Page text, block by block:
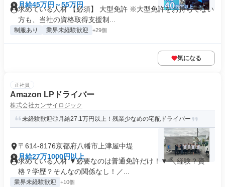
月給45万円～55万円
求めている人材 【必須】 大型免許 ※大型免許をお持ちでない
方も、当社の資格取得支援制...
制服あり 業界未経験歓迎 +29個
気になる
正社員
Amazon LPドライバー
株式会社カンサイロジック
未経験歓迎◎月給27.1万円以上！残業少なめの宅配ドライバー
〒614-8176京都府八幡市上津屋中堤
月給27万1000円以上
求めている人材 ▼必要なのは普通免許だけ！▼ ＼経験？資
格？学歴？そんなの関係なし！／...
業界未経験歓迎 +10個